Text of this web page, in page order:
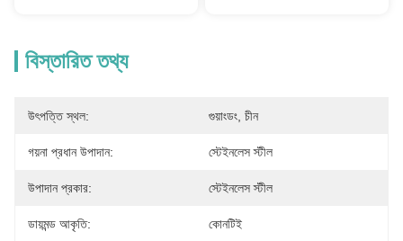
বিস্তারিত তথ্য
উৎপত্তি স্থল: গুয়াংডং, চীন
গয়না প্রধান উপাদান: স্টেইনলেস স্টীল
উপাদান প্রকার: স্টেইনলেস স্টীল
ডায়মন্ড আকৃতি: কোনটিই